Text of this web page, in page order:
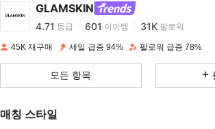
GLAMSKIN
601아이템
g***8이(가)하루 전에지불됨
45K 재구매 세일 급증 94% 팔로워 급증 78%
모든 항목
매칭 스타일